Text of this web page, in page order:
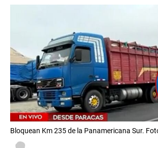
Bloquean Km 235 de la Panamericana Sur.